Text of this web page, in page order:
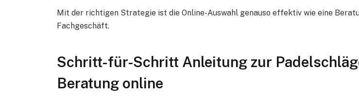
Mit der richtigen Strategie ist die Online-Auswahl genauso effektiv wie eine
Fachgeschäft.
Schritt-für-Schritt Anleitung zur
Beratung online